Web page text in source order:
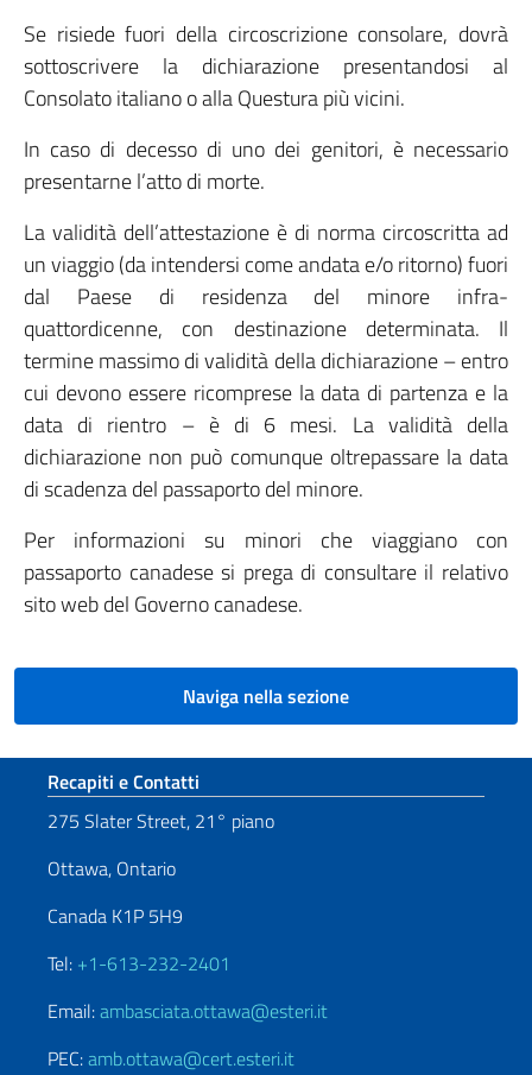
Se risiede fuori della circoscrizione consolare, dovrà
sottoscrivere la dichiarazione presentandosi al
Consolato italiano o alla Questura più vicini.
In caso di decesso di uno dei genitori, è necessario
presentarne l’atto di morte.
La validità dell’attestazione è di norma circoscritta ad
un viaggio (da intendersi come andata e/o ritorno) fuori
dal Paese di residenza del minore infra-
quattordicenne, con destinazione determinata. Il
termine massimo di validità della dichiarazione – entro
cui devono essere ricomprese la data di partenza e la
data di rientro – è di 6 mesi. La validità della
dichiarazione non può comunque oltrepassare la data
di scadenza del passaporto del minore.
Per informazioni su minori che viaggiano con
passaporto canadese si prega di consultare il relativo
sito web del Governo canadese.
Naviga nella sezione
Sezione footer
Recapiti e Contatti
275 Slater Street, 21° piano
Ottawa, Ontario
Canada K1P 5H9
Tel: +1-613-232-2401
Email:ambasciata.ottawa@esteri.it
PEC:amb.ottawa@cert.esteri.it